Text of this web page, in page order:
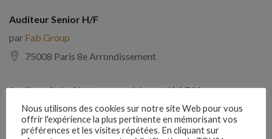
Auditeur Senior H/F
par Fab Group
75008 Paris 8e Arrondissement
Auditeur(trice) interne expérimenté(e) F/H
parComptabilite Emploi
39130 Châtillon
Nous utilisons des cookies sur notre site Web pour vous
offrir l'expérience la plus pertinente en mémorisant vos
préférences et les visites répétées. En cliquant sur